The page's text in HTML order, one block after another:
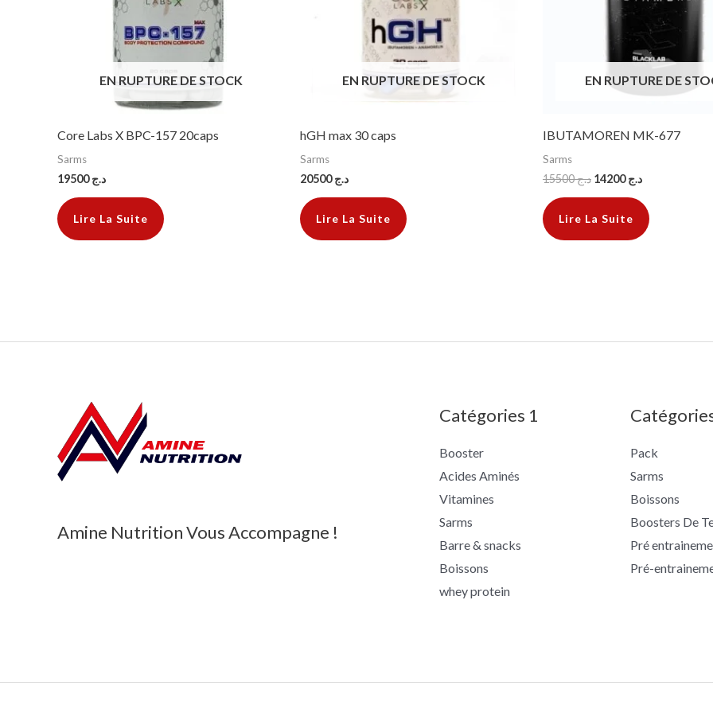
EN RUPTURE DE STOCK
Core Labs X BPC-157 20caps
Sarms
د.ج19500
Lire La Suite
EN RUPTURE DE STOCK
hGH max 30 caps
Sarms
د.ج20500
Lire La Suite
EN RUPTURE DE
IBUTAMOREN MK-677
Sarms
د.ج15500 د.ج14200
Lire La Suite
Amine Nutrition Vous Accompagne !
Catégories 1
Booster
Acides Aminés
Vitamines
Sarms
Barre & snacks
Boissons
whey protein
Pack
Sarms
Boissons
Boosters De
Pré
Pré-